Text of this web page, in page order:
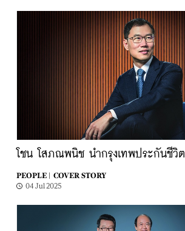
โชน โสภณพนิช นำกรุงเทพประกันชีวิต
PEOPLE |
COVER STORY
04 Jul 2025